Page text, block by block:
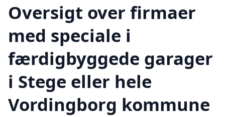
Oversigt over firmaer
med speciale i
færdigbyggede garager
i Stege eller hele
Vordingborg kommune